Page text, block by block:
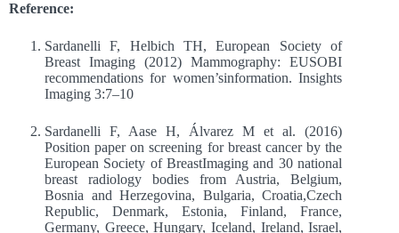
Reference:
Sardanelli F, Helbich TH, European Society of
Breast Imaging (2012) Mammography: EUSOBI
recommendations for women’sinformation. Insights
Imaging 3:7–10
Sardanelli F, Aase H, Álvarez M et al. (2016)
Position paper on screening for breast cancer by the
European Society of BreastImaging and 30 national
breast radiology bodies from Austria, Belgium,
Bosnia and Herzegovina, Bulgaria, Croatia,Czech
Republic, Denmark, Estonia, Finland, France,
Germany, Greece, Hungary, Iceland, Ireland, Israel,